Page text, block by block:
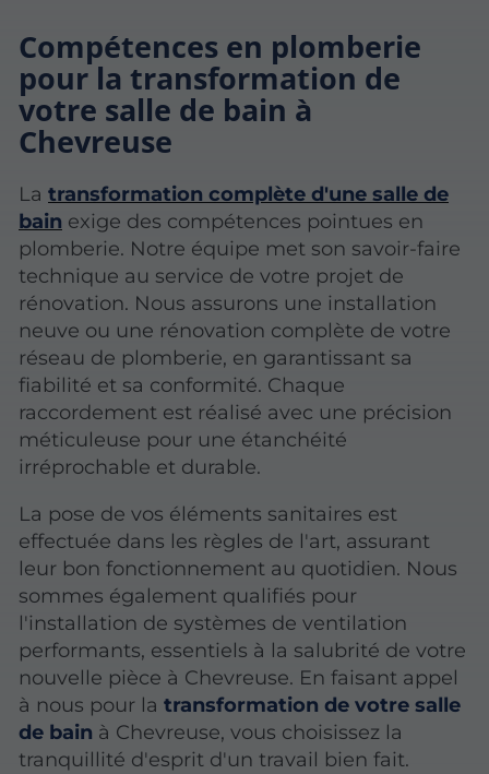
Compétences en plomberie
pour la transformation de
votre salle de bain à
Chevreuse
La transformation complète d'une salle de
bain exige des compétences pointues en
plomberie. Notre équipe met son savoir-faire
technique au service de votre projet de
rénovation. Nous assurons une installation
neuve ou une rénovation complète de votre
réseau de plomberie, en garantissant sa
fiabilité et sa conformité. Chaque
raccordement est réalisé avec une précision
méticuleuse pour une étanchéité
irréprochable et durable.
La pose de vos éléments sanitaires est
effectuée dans les règles de l'art, assurant
leur bon fonctionnement au quotidien. Nous
sommes également qualifiés pour
l'installation de systèmes de ventilation
performants, essentiels à la salubrité de votre
nouvelle pièce à Chevreuse. En faisant appel
à nous pour la transformation de votre salle
de bain à Chevreuse, vous choisissez la
tranquillité d'esprit d'un travail bien fait.